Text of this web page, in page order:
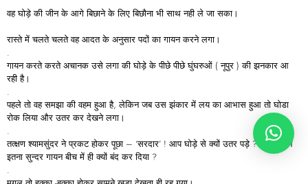
वह घोड़े की जीन के आगे बिछाने के लिए बिछौना भी साथ नही ले जा सका।
रास्ते में चलते चलते वह आदत के अनुसार पदों का गायन करने लगा।
.
गायन करते करते अचानक उसे लगा की घोड़े के पीछे पीछे घुंघरुओं ( नूपुर ) की झनकार आ
रही है।
.
पहले तो वह समझा की वहम हुआ है, लेकिन जब उस झंकार में लय का आभास हुआ तो घोडा
रोक लिया और उतर कर देखने लगा।
.
तत्क्षण श्यामसुंदर ने प्रकट होकर पूछा – ‘सरदार’ ! आप घोड़े से क्यों उतर पड़े ? और आपने
इतना सुन्दर गायन बीच में ही क्यों बंद कर दिया ?
.